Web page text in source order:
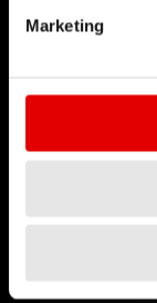
Marketing